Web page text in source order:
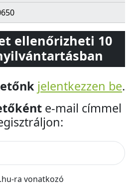
ellenőrizheti 10
jelentkezzen be.
e-mail címmel
ra vonatkozó